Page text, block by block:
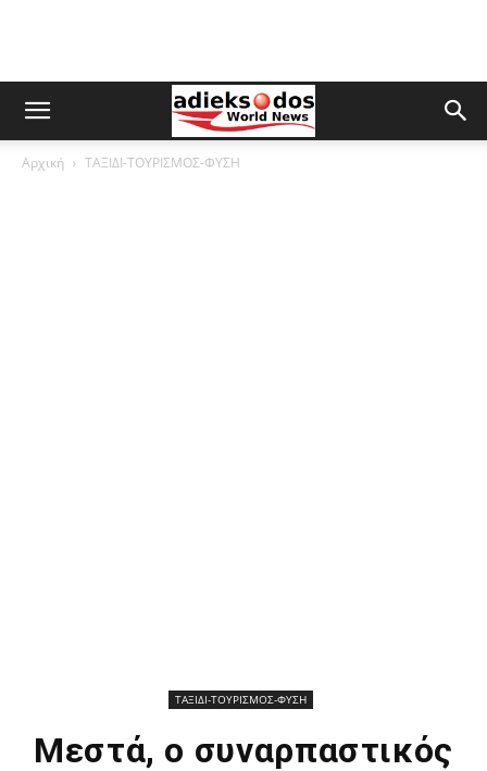
Αρχική ΤΑΞΙΔΙ-ΤΟΥΡΙΣΜΟΣ-ΦΥΣΗ
ΤΑΞΙΔΙ-ΤΟΥΡΙΣΜΟΣ-ΦΥΣΗ
Μεστά, ο συναρπαστικός